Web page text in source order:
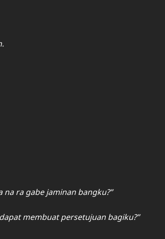
ra gabe jaminan bangku?”
membuat persetujuan bagiku?”